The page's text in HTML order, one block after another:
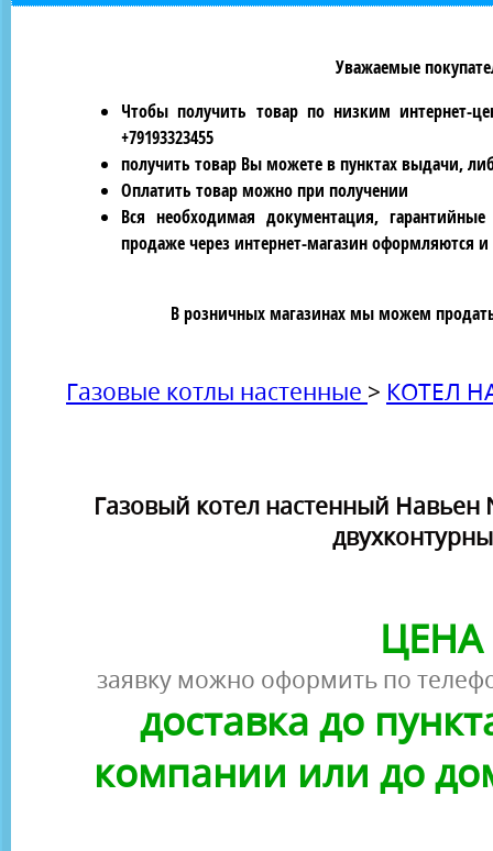
Уважаемые
Чтобы получить товар по низким интернет-
+79193323455
получить товар Вы можете в пунктах выдачи,
Оплатить товар можно при получении
Вся необходимая документация,
продаже через интернет-магазин оформляются
В розничных магазинах мы можем
Газовые котлы настенные > КОТЕЛ
Газовый котел настенный Навьен
ЦЕНА
заявку можно оформить по
доставка до
компании или до